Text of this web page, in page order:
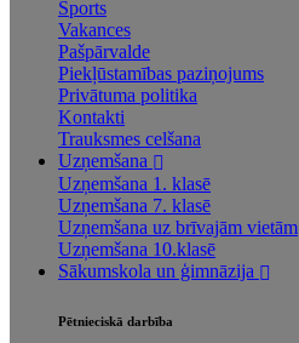
Sports
Vakances
Pašpārvalde
Piekļūstamības paziņojums
Privātuma politika
Kontakti
Trauksmes celšana
Uzņemšana
Uzņemšana 1. klasē
Uzņemšana 7. klasē
Uzņemšana uz brīvajām vietām
Uzņemšana 10.klasē
Sākumskola un ģimnāzija
Pētnieciskā darbība